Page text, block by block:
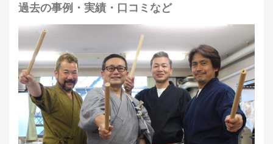
過去の事例・実績・口コミなど